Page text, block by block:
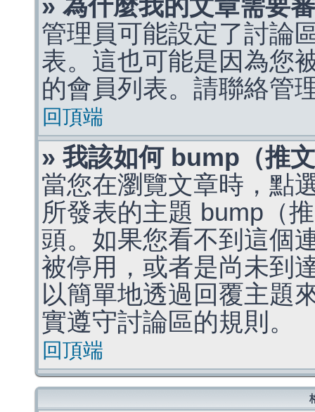
» 為什麼我的文章需要
管理員可能設定了討論
表。這也可能是因為您
的會員列表。請聯絡管
回頂端
» 我該如何 bump（推
當您在瀏覽文章時，點
所發表的主題 bump（
頭。如果您看不到這個
被停用，或者是尚未到
以簡單地透過回覆主題
實遵守討論區的規則。
回頂端